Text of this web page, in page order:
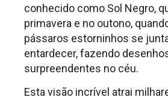
conhecido como Sol Negro,
primavera e no outono,
pássaros estorninhos se
entardecer, fazendo
surpreendentes no céu.
Esta visão incrível atrai